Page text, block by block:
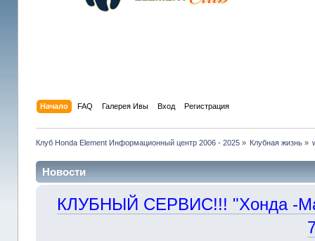
Начало FAQ Галерея Ивы Вход Регистрация
Клуб Honda Element Информационный центр 2006 - 2025» Клубная жизнь »
Новости
КЛУБНЫЙ СЕРВИС!!! "Хонда -